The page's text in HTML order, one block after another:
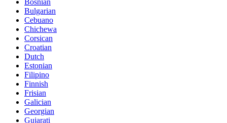
Bosnian
Bulgarian
Cebuano
Chichewa
Corsican
Croatian
Dutch
Estonian
Filipino
Finnish
Frisian
Galician
Georgian
Gujarati